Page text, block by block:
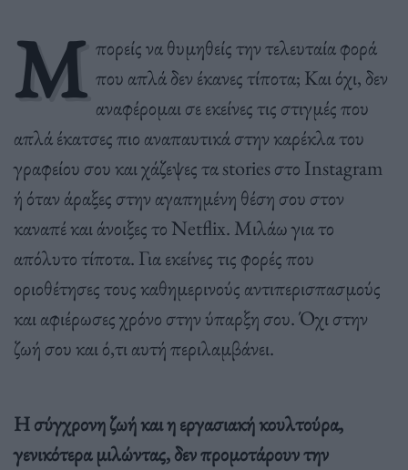
Μ πορείς να θυμηθείς την τελευταία φορά
που απλά δεν έκανες τίποτα; Και όχι, δεν
αναφέρομαι σε εκείνες τις στιγμές που
απλά έκατσες πιο αναπαυτικά στην καρέκλα του
γραφείου σου και χάζεψες τα stories στο Instagram
ή όταν άραξες στην αγαπημένη θέση σου στον
καναπέ και άνοιξες το Netflix. Μιλάω για το
απόλυτο τίποτα. Για εκείνες τις φορές που
οριοθέτησες τους καθημερινούς αντιπερισπασμούς
και αφιέρωσες χρόνο στην ύπαρξη σου. Όχι στην
ζωή σου και ό,τι αυτή περιλαμβάνει.
Η σύγχρονη ζωή και η εργασιακή κουλτούρα,
γενικότερα μιλώντας, δεν προμοτάρουν την